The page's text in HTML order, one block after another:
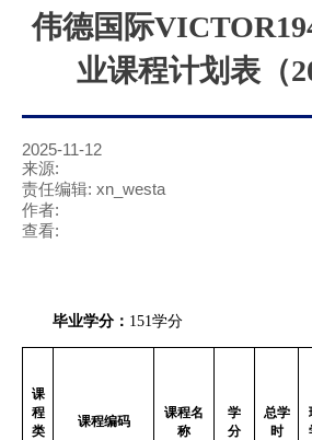
伟德国际
业课程计划表（
2025-11-12
来源:
责任编辑: xn_westa
作者:
查看:
毕业学分： 151学分
课
程
类
课程编码
课程名
称
学
分
总学
时